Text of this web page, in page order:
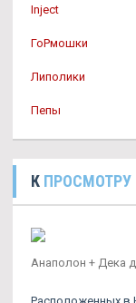
Inject
ГоРмошки
Липолики
Пепы
К ПРОСМОТРУ
Анаполон + Дека